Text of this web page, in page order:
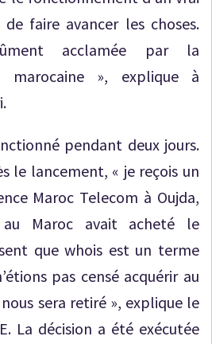
de faire avancer les choses.
acclamée par la
marocaine », explique à
pendant deux jours.
le lancement, « je reçois un
Maroc Telecom à Oujda,
Maroc avait acheté le
que whois est un terme
pas censé acquérir au
sera retiré », explique le
La décision a été exécutée